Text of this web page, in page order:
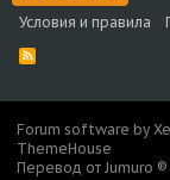
Условия и правила
R
S
Forum software by
ThemeHouse
Перевод от Jumuro ®